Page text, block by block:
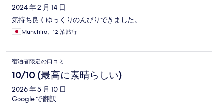
2024 年 2 月 14 日
気持ち良くゆっくりのんびりできました。
Munehiro、12 泊旅行
宿泊者限定の口コミ
10/10 (最高に素晴らしい)
2026 年 5 月 10 日
Google で翻訳